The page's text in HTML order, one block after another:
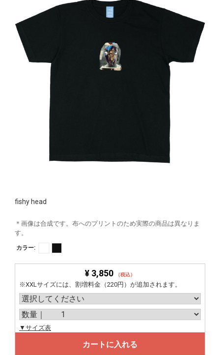
fishy head
＊画像は合成です。布へのプリントのため実際の商品は異なりま
す。
カラー:
¥ 3,850 （税込）
※XXLサイズには、割増料金（220円）が追加されます。
▼サイズ表
カートに入れる